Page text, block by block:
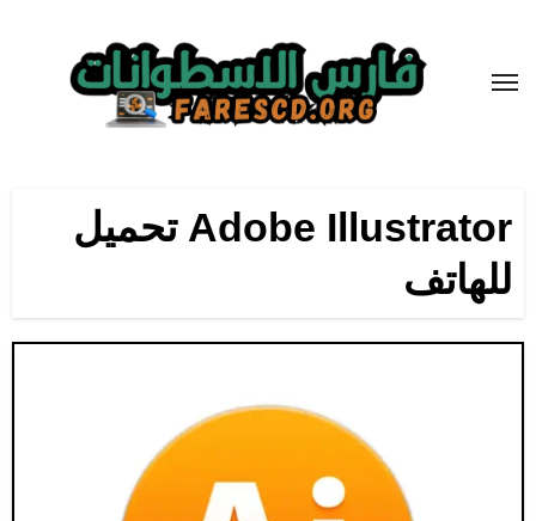
المحتوى
Adobe Illustrator تحميل
للهاتف